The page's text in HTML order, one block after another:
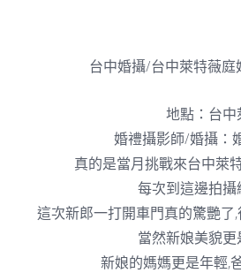
台中婚攝/台中萊特薇庭
地點：台中
婚禮攝影師/婚攝：
真的是當月挑戰來台中萊
每次到這邊拍
這次新郎一打開車門真的驚艷
當然新娘美貌
新娘的媽媽更是年輕,